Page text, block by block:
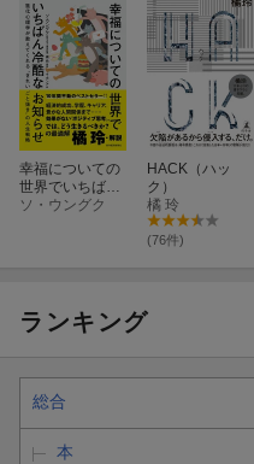
幸福についての
世界でいちばん
冷酷なお知らせ
ソ・ウングク
HACK（ハッ
ク）
橘 玲
(76件)
ランキング
総合
本